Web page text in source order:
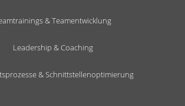
& Teamentwicklung
Leadership & Coaching
& Schnittstellenoptimierung